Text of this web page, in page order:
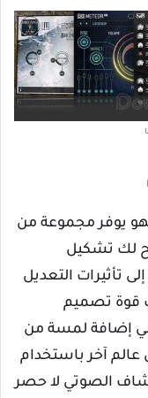
يوفر مجموعة من
لك تشكيل
تأثيرات التعديل
قوة تصميم
إضافة لمسة من
عالم آخر باستخدام
الصوتي لا حصر